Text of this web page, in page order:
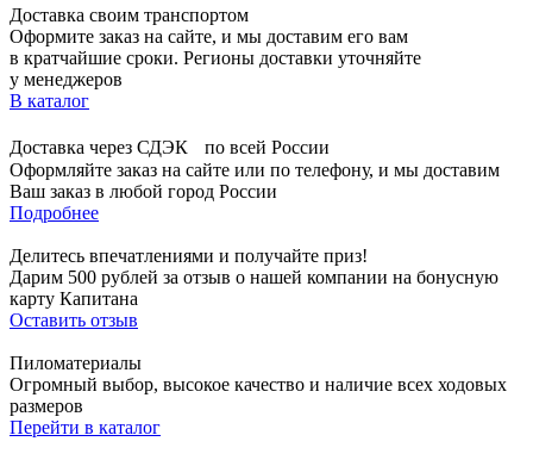
Доставка своим транспортом
Оформите заказ на сайте, и мы доставим его вам
в кратчайшие сроки. Регионы доставки уточняйте
у менеджеров
В каталог
Доставка через СДЭК по всей России
Оформляйте заказ на сайте или по телефону, и мы доставим
Ваш заказ в любой город России
Подробнее
Делитесь впечатлениями и получайте приз!
Дарим 500 рублей за отзыв о нашей компании на бонусную
карту Капитана
Оставить отзыв
Пиломатериалы
Огромный выбор, высокое качество и наличие всех ходовых
размеров
Перейти в каталог